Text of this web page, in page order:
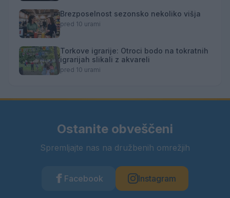
Brezposelnost sezonsko nekoliko višja
pred 10 urami
Torkove igrarije: Otroci bodo na tokratnih
igrarijah slikali z akvareli
pred 10 urami
Ostanite obveščeni
Spremljajte nas na družbenih omrežjih
Facebook Instagram